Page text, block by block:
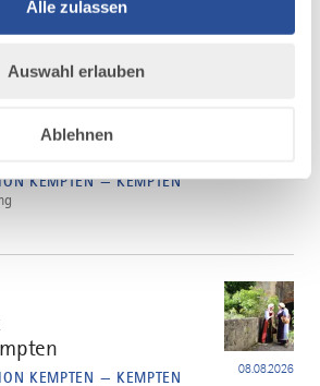
Alle zulassen
Auswahl erlauben
Ablehnen
Region erlebbar.
KEMPTEN — KEMPTEN
KEMPTEN — KEMPTEN 08.08.2026